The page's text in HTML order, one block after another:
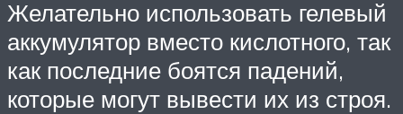
Желательно использовать гелевый
аккумулятор вместо кислотного, так
как последние боятся падений,
которые могут вывести их из строя.